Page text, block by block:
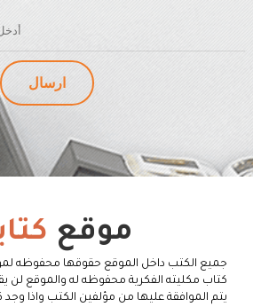
موقع
جميع الكتب داخل الموقع حقوقها محفوظه
كتاب مكليته الفكرية محفوظه له والموقع لن
يتم الموافقة عليها من مؤلفين الكتب واذا